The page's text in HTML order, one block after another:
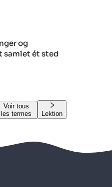
og
samlet ét sted
Voir tous
les termes
Lektion